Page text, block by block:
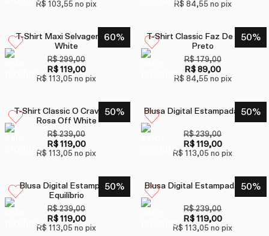
R$ 103,55 no pix R$ 84,55 no pix
60%
T-Shirt Maxi Selvagem Off
White
R$ 299,00
R$ 119,00
R$ 113,05 no pix
50%
T-Shirt Classic Faz De Conta
Preto
R$ 179,00
R$ 89,00
R$ 84,55 no pix
50%
T-Shirt Classic O Cravo E A
Rosa Off White
R$ 239,00
R$ 119,00
R$ 113,05 no pix
50%
Blusa Digital Estampada Pique
R$ 239,00
R$ 119,00
R$ 113,05 no pix
50%
Blusa Digital Estampada
Equilíbrio
R$ 239,00
R$ 119,00
R$ 113,05 no pix
50%
Blusa Digital Estampada Onça
R$ 239,00
R$ 119,00
R$ 113,05 no pix